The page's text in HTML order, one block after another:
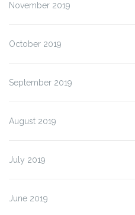
November 2019
October 2019
September 2019
August 2019
July 2019
June 2019